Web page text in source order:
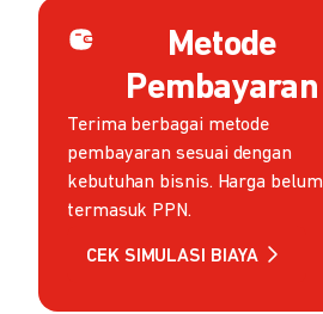
Metode
Pembayaran
Terima berbagai metode
pembayaran sesuai dengan
kebutuhan bisnis. Harga belum
termasuk PPN.
CEK SIMULASI BIAYA